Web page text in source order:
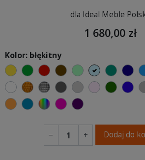
dla Ideal Meble
1 680,00 zł
Kolor: błękitny
żółtyzielonyczerwonyczekoladowy
miętowybłękitny
białyzłotysrebrnyciemno szary
jasnoszary
jasny róż
pomarańczowy
morskiwybór koloru
fuksjafioletowy
− + Dodaj do